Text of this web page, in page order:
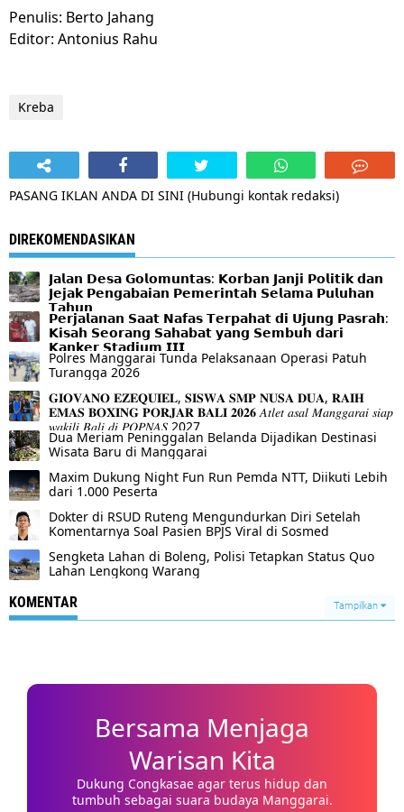
Penulis: Berto Jahang
Editor: Antonius Rahu
Kreba
PASANG IKLAN ANDA DI SINI (Hubungi kontak redaksi)
DIREKOMENDASIKAN
𝗝𝗮𝗹𝗮𝗻 𝗗𝗲𝘀𝗮 𝗚𝗼𝗹𝗼𝗺𝘂𝗻𝘁𝗮𝘀: 𝗞𝗼𝗿𝗯𝗮𝗻 𝗝𝗮𝗻𝗷𝗶 𝗣𝗼𝗹𝗶𝘁𝗶𝗸 𝗱𝗮𝗻
𝗝𝗲𝗷𝗮𝗸 𝗣𝗲𝗻𝗴𝗮𝗯𝗮𝗶𝗮𝗻 𝗣𝗲𝗺𝗲𝗿𝗶𝗻𝘁𝗮𝗵 𝗦𝗲𝗹𝗮𝗺𝗮 𝗣𝘂𝗹𝘂𝗵𝗮𝗻
𝗧𝗮𝗵𝘂𝗻
𝗣𝗲𝗿𝗷𝗮𝗹𝗮𝗻𝗮𝗻 𝗦𝗮𝗮𝘁 𝗡𝗮𝗳𝗮𝘀 𝗧𝗲𝗿𝗽𝗮𝗵𝗮𝘁 𝗱𝗶 𝗨𝗷𝘂𝗻𝗴 𝗣𝗮𝘀𝗿𝗮𝗵:
𝗞𝗶𝘀𝗮𝗵 𝗦𝗲𝗼𝗿𝗮𝗻𝗴 𝗦𝗮𝗵𝗮𝗯𝗮𝘁 𝘆𝗮𝗻𝗴 𝗦𝗲𝗺𝗯𝘂𝗵 𝗱𝗮𝗿𝗶
𝗞𝗮𝗻𝗸𝗲𝗿 𝗦𝘁𝗮𝗱𝗶𝘂𝗺 𝗜𝗜𝗜
Polres Manggarai Tunda Pelaksanaan Operasi Patuh
Turangga 2026
𝐆𝐈𝐎𝐕𝐀𝐍𝐎 𝐄𝐙𝐄𝐐𝐔𝐈𝐄𝐋, 𝐒𝐈𝐒𝐖𝐀 𝐒𝐌𝐏 𝐍𝐔𝐒𝐀 𝐃𝐔𝐀, 𝐑𝐀𝐈𝐇
𝐄𝐌𝐀𝐒 𝐁𝐎𝐗𝐈𝐍𝐆 𝐏𝐎𝐑𝐉𝐀𝐑 𝐁𝐀𝐋𝐈 𝟐𝟎𝟐𝟔 𝐴𝑡𝑙𝑒𝑡 𝑎𝑠𝑎𝑙 𝑀𝑎𝑛𝑔𝑔𝑎𝑟𝑎𝑖 𝑠𝑖𝑎𝑝
𝑤𝑎𝑘𝑖𝑙𝑖 𝐵𝑎𝑙𝑖 𝑑𝑖 𝑃𝑂𝑃𝑁𝐴𝑆 2027
Dua Meriam Peninggalan Belanda Dijadikan Destinasi
Wisata Baru di Manggarai
Maxim Dukung Night Fun Run Pemda NTT, Diikuti Lebih
dari 1.000 Peserta
Dokter di RSUD Ruteng Mengundurkan Diri Setelah
Komentarnya Soal Pasien BPJS Viral di Sosmed
Sengketa Lahan di Boleng, Polisi Tetapkan Status Quo
Lahan Lengkong Warang
KOMENTAR
Tampilkan
Bersama Menjaga
Warisan Kita
Dukung Congkasae agar terus hidup dan
tumbuh sebagai suara budaya Manggarai.